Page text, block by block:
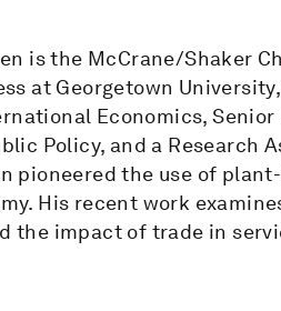
is the McCrane/Shaker
at Georgetown
Economics,
Policy, and a Research
pioneered the use of
His recent work
the impact of trade in